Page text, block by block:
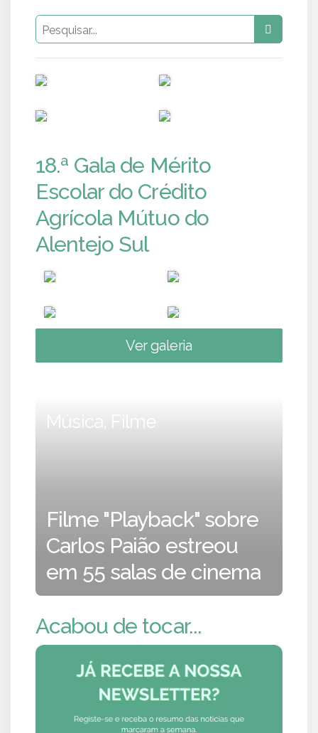
18.ª Gala de Mérito
Escolar do Crédito
Agrícola Mútuo do
Alentejo Sul
Ver galeria
Música, Filme
Filme "Playback" sobre
Carlos Paião estreou
em 55 salas de cinema
Acabou de tocar...